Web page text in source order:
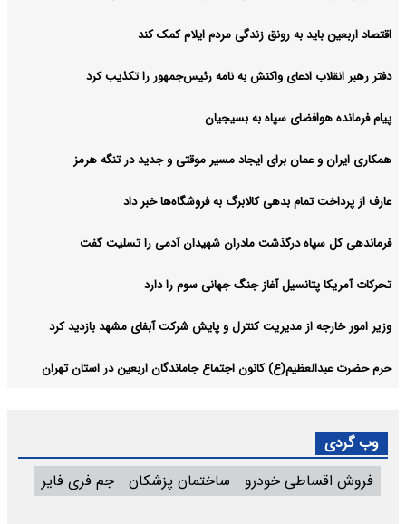
اقتصاد اربعین باید به رونق زندگی مردم ایلام کمک کند
دفتر رهبر انقلاب ادعای واکنش به نامه رئیس‌جمهور را تکذیب کرد
پیام فرمانده هوافضای سپاه به بسیجیان
همکاری ایران و عمان برای ایجاد مسیر موقتی و جدید در تنگه هرمز
عارف از پرداخت تمام بدهی کالابرگ به فروشگاه‌ها خبر داد
فرماندهی کل سپاه درگذشت مادران شهیدان آدمی را تسلیت گفت
تحرکات آمریکا پتانسیل آغاز جنگ جهانی سوم را دارد
وزیر امور خارجه از مدیریت کنترل و پایش شرکت آبفای مشهد بازدید کرد
حرم حضرت عبدالعظیم(ع) کانون اجتماع جاماندگان اربعین در استان تهران
وب گردی
فروش اقساطی خودرو
ساختمان پزشکان جم فری فایر